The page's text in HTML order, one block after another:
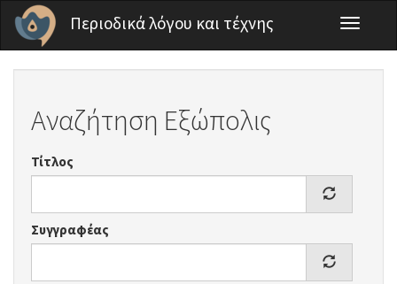
Παράκαμψη προς το κυρίως περιεχόμενο
Περιοδικά λόγου και τέχνης
Toggle
Αναζήτηση Εξώπολις
Τίτλος
Συγγραφέας